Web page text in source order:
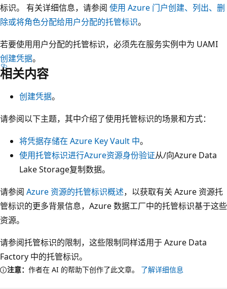
标识。 有关详细信息，请参阅 使用 Azure 门户创建、列出、删
除或将角色分配给用户分配的托管标识。
若要使用用户分配的托管标识，必须先在服务实例中为 UAMI
创建凭据。
相关内容
创建凭据。
请参阅以下主题，其中介绍了使用托管标识的场景和方式：
将凭据存储在 Azure Key Vault 中。
使用托管标识进行Azure资源身份验证从/向Azure Data
Lake Storage复制数据。
请参阅 Azure 资源的托管标识概述，以获取有关 Azure 资源托
管标识的更多背景信息，Azure 数据工厂中的托管标识基于这些
资源。
请参阅托管标识的限制，这些限制同样适用于 Azure Data
Factory 中的托管标识。
注意： 作者在 AI 的帮助下创作了此文章。 了解详细信息